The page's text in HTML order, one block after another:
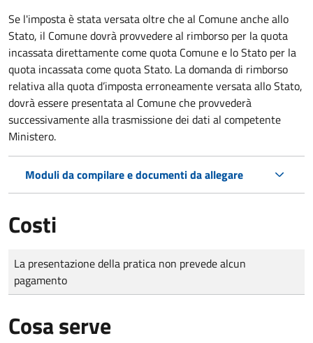
Se l'imposta è stata versata oltre che al Comune anche allo
Stato, il Comune dovrà provvedere al rimborso per la quota
incassata direttamente come quota Comune e lo Stato per la
quota incassata come quota Stato. La domanda di rimborso
relativa alla quota d’imposta erroneamente versata allo Stato,
dovrà essere presentata al Comune che provvederà
successivamente alla trasmissione dei dati al competente
Ministero.
Moduli da compilare e documenti da allegare
Costi
Tipo di pagamento
Importo
La presentazione della pratica non prevede alcun
pagamento
Cosa serve